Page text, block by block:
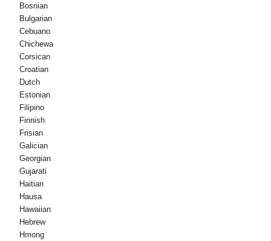
Bosnian
Bulgarian
Cebuano
Chichewa
Corsican
Croatian
Dutch
Estonian
Filipino
Finnish
Frisian
Galician
Georgian
Gujarati
Haitian
Hausa
Hawaiian
Hebrew
Hmong